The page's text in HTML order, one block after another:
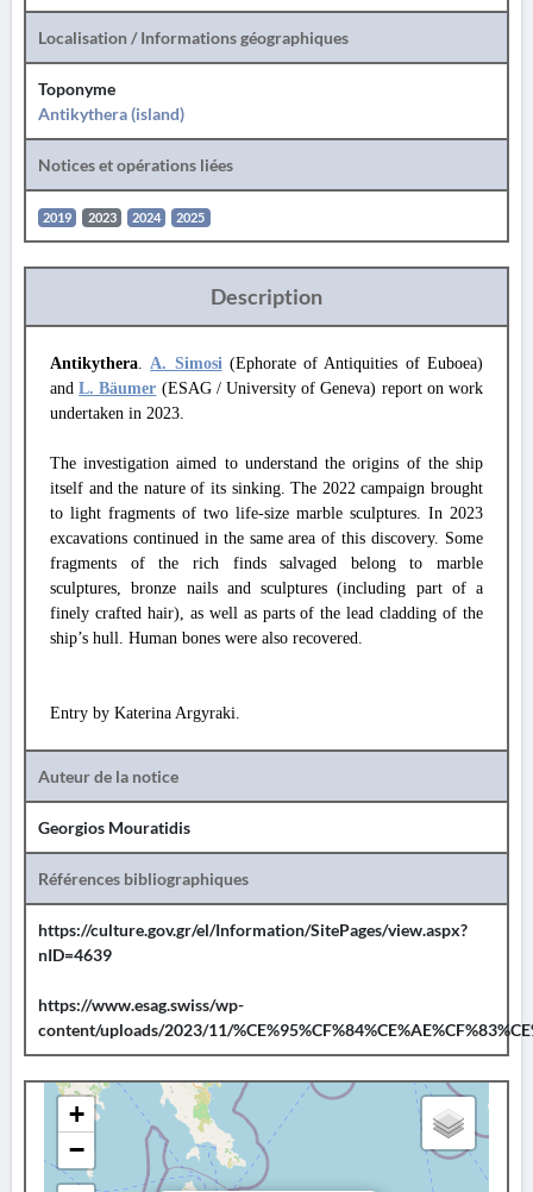
Localisation / Informations géographiques
Toponyme
Antikythera (island)
Notices et opérations liées
2019 2023 2024 2025
Description
Antikythera.A. Simosi(Ephorate of Antiquities of Euboea)
andL. Bäumer (ESAG / University of Geneva) report on work
undertaken in 2023.
The investigation aimed to understand the origins of the ship
itself and the nature of its sinking. The 2022 campaign brought
to light fragments of two life-size marble sculptures. In 2023
excavations continued in the same area of this discovery. Some
fragments of the rich finds salvaged belong to marble
sculptures, bronze nails and sculptures (including part of a
finely crafted hair), as well as parts of the lead cladding of the
ship’s hull. Human bones were also recovered.
Entry by Katerina Argyraki.
Auteur de la notice
Georgios Mouratidis
Références bibliographiques
https://culture.gov.gr/el/Information/SitePages/view.aspx?
nID=4639
https://www.esag.swiss/wp-
content/uploads/2023/11/
+
−